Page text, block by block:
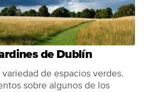
de Dublín
de espacios verdes.
sobre algunos de los